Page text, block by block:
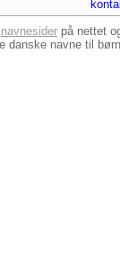
navnesider på nettet
danske navne til børn